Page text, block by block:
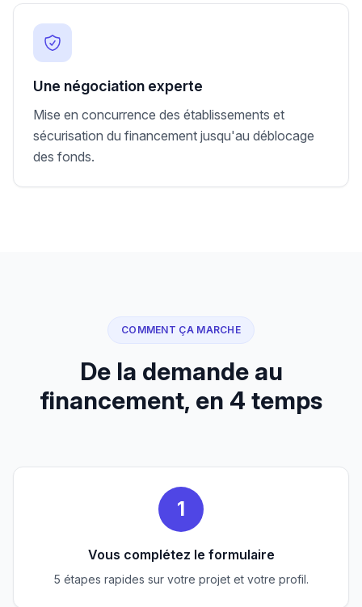
Une négociation experte
Mise en concurrence des établissements et
sécurisation du financement jusqu'au déblocage
des fonds.
COMMENT ÇA MARCHE
De la demande au
financement, en 4 temps
1
Vous complétez le formulaire
5 étapes rapides sur votre projet et votre profil.